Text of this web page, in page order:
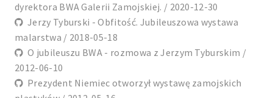
dyrektora BWA Galerii Zamojskiej. / 2020-12-30
Jerzy Tyburski - Obfitość. Jubileuszowa wystawa
malarstwa / 2018-05-18
O jubileuszu BWA - rozmowa z Jerzym Tyburskim /
2012-06-10
Prezydent Niemiec otworzył wystawę zamojskich